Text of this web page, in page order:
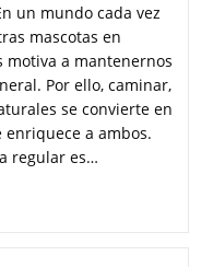
un mundo cada vez
mascotas en
a mantenernos
Por ello, caminar,
se convierte en
a ambos.
regular es…